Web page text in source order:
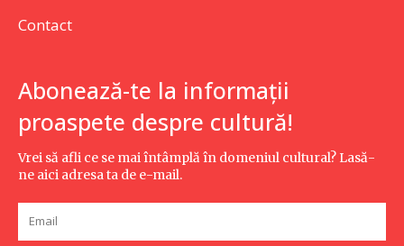
Contact
Abonează-te la informații
proaspete despre cultură!
Vrei să afli ce se mai întâmplă în domeniul cultural? Lasă-
ne aici adresa ta de e-mail.